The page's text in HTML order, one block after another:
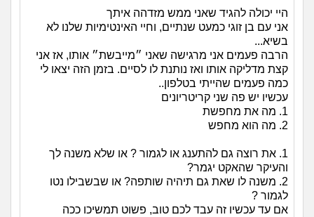
היי יכולה להגיד שאני ממש מזדהה איתך
אני עם בן זוגי כמעט שנתיים, וחיי האינטימיות שלנו לא
בשיא...
הרבה פעמים אני מרגישה שאני ״מייבשת״ אותו, אז אני
קצת מדליקה אותו ואז נותנת לו לסיים. בזמן הזה יצאו לי
כמה פעמים שהייתי בטלפון..
עכשיו יש פה שני קריטריונים
1. מה את מחפשת
2. מה הוא מחפש
1. את רוצה גם להתענג או לגמור ? או שלא משנה לך
והעיקר שהאקט יגמר?
2. משנה לו שאת גם תיהיה שותפה? או שבשבילו נטו
לגמור ?
אם עד עכשיו זה עבד לכם טוב, פשוט תמשיכו ככה